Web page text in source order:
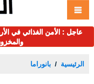
عاجل : الأمن الغذائي في
الرئيسية بانوراما